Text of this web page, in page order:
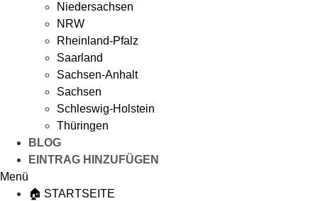
Niedersachsen
NRW
Rheinland-Pfalz
Saarland
Sachsen-Anhalt
Sachsen
Schleswig-Holstein
Thüringen
BLOG
EINTRAG HINZUFÜGEN
Menü
🏠 STARTSEITE